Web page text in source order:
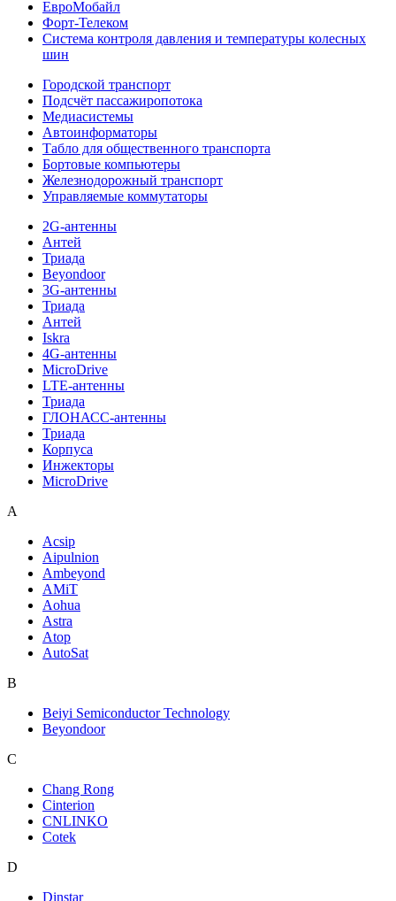
ЕвроМобайл
Форт-Телеком
Система контроля давления и температуры колесных
шин
Городской транспорт
Подсчёт пассажиропотока
Медиасистемы
Автоинформаторы
Табло для общественного транспорта
Бортовые компьютеры
Железнодорожный транспорт
Управляемые коммутаторы
2G-антенны
Антей
Триада
Beyondoor
3G-антенны
Триада
Антей
Iskra
4G-антенны
MicroDrive
LTE-антенны
Триада
ГЛОНАСС-антенны
Триада
Корпуса
Инжекторы
MicroDrive
A
Acsip
Aipulnion
Ambeyond
AMiT
Aohua
Astra
Atop
AutoSat
B
Beiyi Semiconductor Technology
Beyondoor
C
Chang Rong
Cinterion
CNLINKO
Cotek
D
Dinstar